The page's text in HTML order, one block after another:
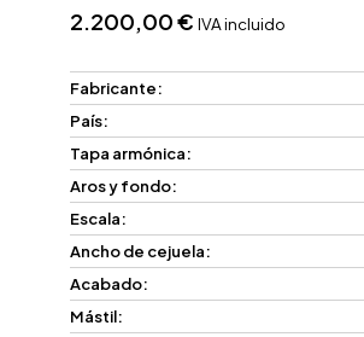
2.200,00€ IVA incluido
Fabricante:
País:
Tapa armónica:
Aros y fondo:
Escala:
Ancho de cejuela:
Acabado:
Mástil: